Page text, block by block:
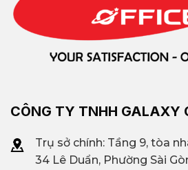
CÔNG TY TNHH GALAXY
Trụ sở chính: Tầng 9, tòa
34 Lê Duẩn, Phường Sài